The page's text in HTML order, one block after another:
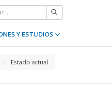
Y ESTUDIOS
Estado actual